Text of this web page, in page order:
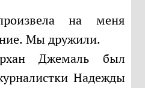
Мы дружили.
Джемаль был
Надежды